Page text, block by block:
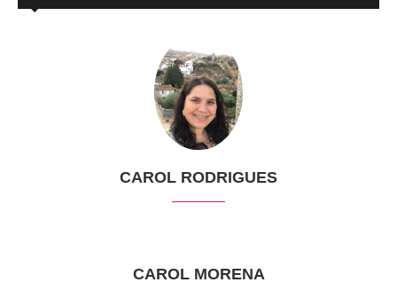
CAROL RODRIGUES
CAROL MORENA